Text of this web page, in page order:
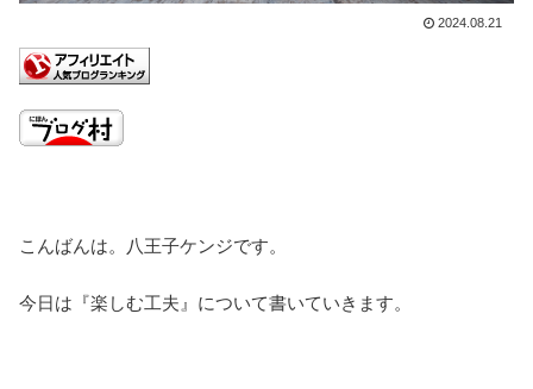
2024.08.21
こんばんは。八王子ケンジです。
今日は『楽しむ工夫』について書いていきます。